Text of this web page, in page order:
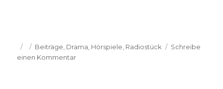
Veröffentlicht
am
Kategorien
Beiträge Drama Hörspiele Radiostück
Schreibe
einen Kommentarzu